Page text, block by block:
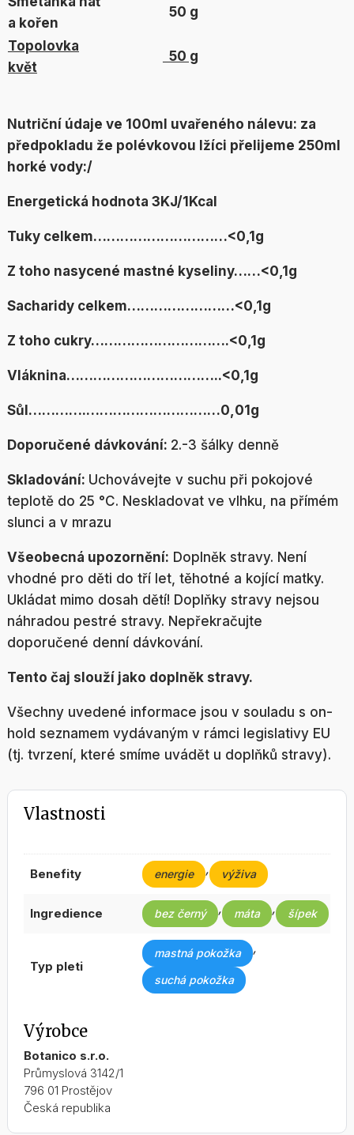
a kořen
50 g
Topolovka
květ
50 g
Nutriční údaje ve 100ml uvařeného nálevu: za
předpokladu že polévkovou lžíci přelijeme 250ml
horké vody:/
Energetická hodnota 3KJ/1Kcal
Tuky celkem…………………………<0,1g
Z toho nasycené mastné kyseliny……<0,1g
Sacharidy celkem……………………<0,1g
Z toho cukry………………………….<0,1g
Vláknina……………………………..<0,1g
Sůl………….…………………………0,01g
Doporučené dávkování: 2.-3 šálky denně
Skladování: Uchovávejte v suchu při pokojové
teplotě do 25 °C. Neskladovat ve vlhku, na přímém
slunci a v mrazu
Všeobecná upozornění: Doplněk stravy. Není
vhodné pro děti do tří let, těhotné a kojící matky.
Ukládat mimo dosah dětí! Doplňky stravy nejsou
náhradou pestré stravy. Nepřekračujte
doporučené denní dávkování.
Tento čaj slouží jako doplněk stravy.
Všechny uvedené informace jsou v souladu s on-
hold seznamem vydávaným v rámci legislativy EU
(tj. tvrzení, které smíme uvádět u doplňků stravy).
Vlastnosti
benefity energie , výživa
ingredience bez černý , máta , šípek
typ pleti
mastná pokožka ,
suchá pokožka
Výrobce
Botanico s.r.o.
Průmyslová 3142/1
796 01 Prostějov
Česká republika